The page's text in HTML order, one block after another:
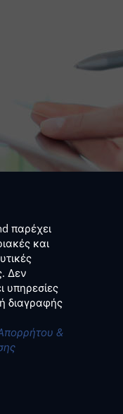
παρέχει
και
Δεν
υπηρεσίες
διαγραφής
&